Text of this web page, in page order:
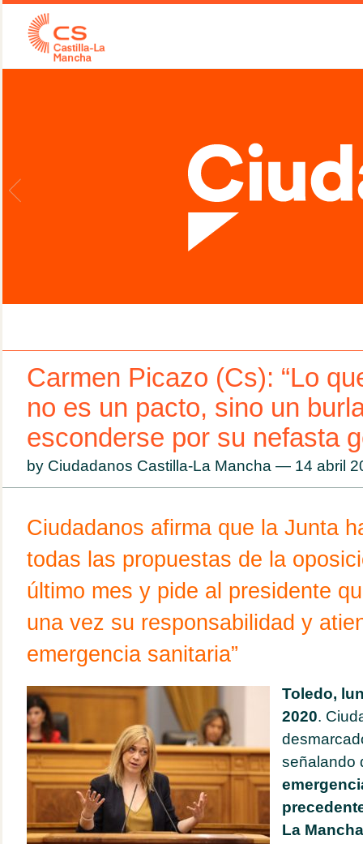
Carmen Picazo (Cs): “Lo
no es un pacto, sino un
esconderse por su nefasta
by Ciudadanos Castilla-La Mancha — 14 abril
Ciudadanos afirma que la Junta
todas las propuestas de la
último mes y pide al presidente
una vez su responsabilidad y
emergencia sanitaria”
Toledo,
2020.
señalando
La